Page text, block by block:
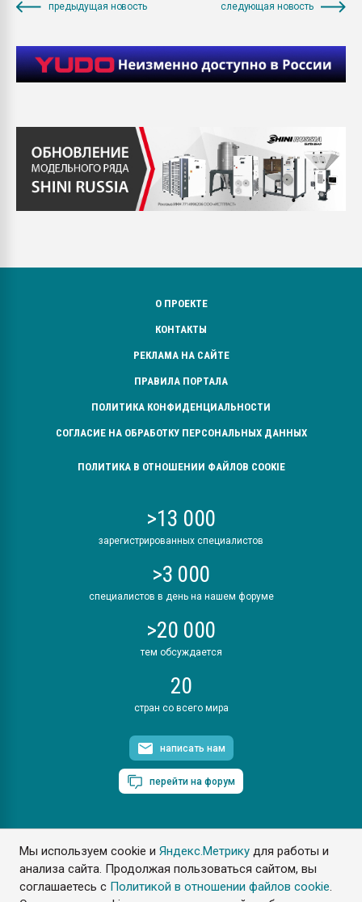
Мы используем cookie иЯндекс.Метрику для работы и
анализа сайта. Продолжая пользоваться сайтом, вы
соглашаетесь с Политикой в отношении файлов cookie.
предыдущая новость следующая новость
О ПРОЕКТЕ
КОНТАКТЫ
РЕКЛАМА НА САЙТЕ
ПРАВИЛА ПОРТАЛА
ПОЛИТИКА КОНФИДЕНЦИАЛЬНОСТИ
СОГЛАСИЕ НА ОБРАБОТКУ ПЕРСОНАЛЬНЫХ ДАННЫХ
ПОЛИТИКА В ОТНОШЕНИИ ФАЙЛОВ COOKIE
>13 000
зарегистрированных специалистов
>3 000
специалистов в день на нашем форуме
>20 000
тем обсуждается
20
стран со всего мира
написать нам
перейти на форум
ПластЭксперт © 2006. Все права защищены
Разрешается копирование материалов сайта с обязательной
ссылкой на www.e-plastic.ru